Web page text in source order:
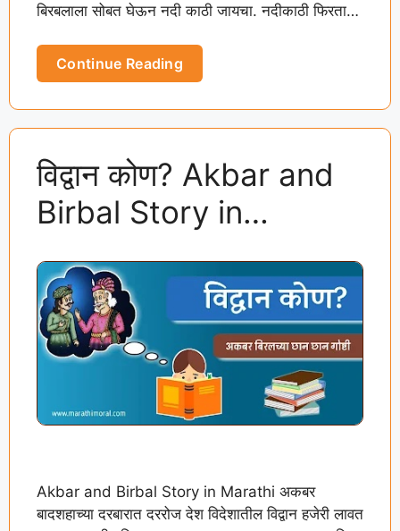
बिरबलाला सोबत घेऊन नदी काठी जायचा. नदीकाठी फिरताना
Continue Reading
विद्वान कोण? Akbar and
Birbal Story in
Akbar and Birbal Story in Marathi अकबर
बादशहाच्या दरबारात दररोज देश विदेशातील विद्वान हजेरी लावत